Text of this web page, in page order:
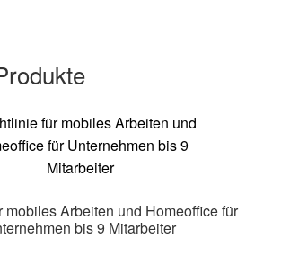
mobiles Arbeiten und Homeoffice für
bis 9 Mitarbeiter